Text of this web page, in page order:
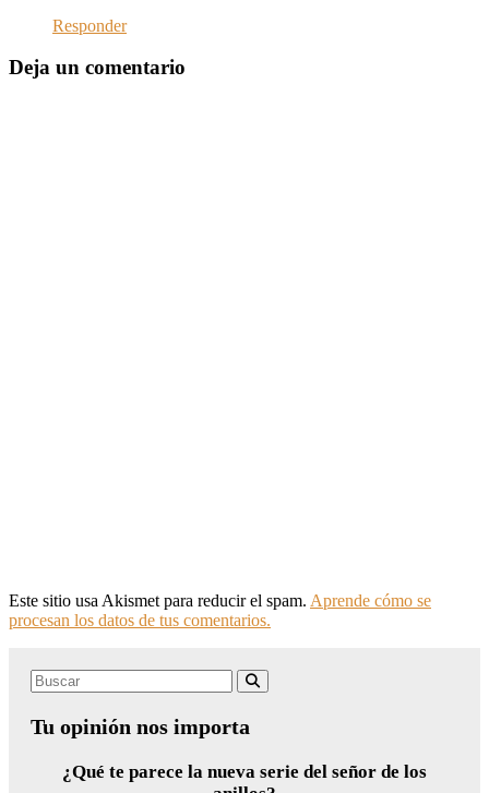
Responder
Deja un comentario
Este sitio usa Akismet para reducir el spam. Aprende cómo se
procesan los datos de tus comentarios.
Search
Tu opinión nos importa
¿Qué te parece la nueva serie del señor de los